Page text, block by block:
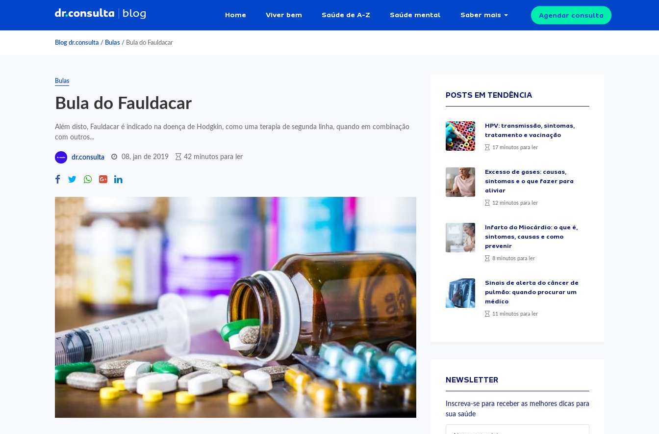
Home Viver bem Saúde de A-Z Saúde mental Saber mais Agendar consulta
Blog dr.consulta / Bulas / Bula do Fauldacar
Bulas
Bula do Fauldacar
Além disto, Fauldacar é indicado na doença de Hodgkin, como uma terapia de segunda linha, quando em combinação
com outros...
dr.consulta 08, jan de 2019 42 minutos para ler
POSTS EM TENDÊNCIA
HPV: transmissão, sintomas,
tratamento e vacinação
17 minutos para ler
Excesso de gases: causas,
sintomas e o que fazer para
aliviar
12 minutos para ler
Infarto do Miocárdio: o que é,
sintomas, causas e como
prevenir
8 minutos para ler
Sinais de alerta do câncer de
pulmão: quando procurar um
médico
11 minutos para ler
NEWSLETTER
Inscreva-se para receber as melhores dicas para
sua saúde